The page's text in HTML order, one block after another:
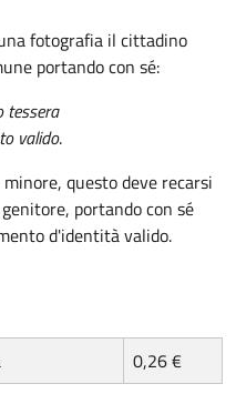
fotografia il cittadino
portando con sé:
tessera
valido.
questo deve recarsi
portando con sé
d'identità valido.
0,26 €